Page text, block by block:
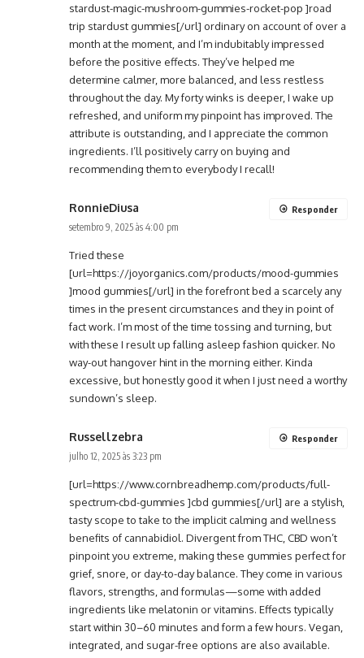
stardust-magic-mushroom-gummies-rocket-pop ]road
trip stardust gummies[/url] ordinary on account of over a
month at the moment, and I’m indubitably impressed
before the positive effects. They’ve helped me
determine calmer, more balanced, and less restless
throughout the day. My forty winks is deeper, I wake up
refreshed, and uniform my pinpoint has improved. The
attribute is outstanding, and I appreciate the common
ingredients. I’ll positively carry on buying and
recommending them to everybody I recall!
RonnieDiusa
setembro 9, 2025 às 4:00 pm
Tried these
[url=https://joyorganics.com/products/mood-gummies
]mood gummies[/url] in the forefront bed a scarcely any
times in the present circumstances and they in point of
fact work. I’m most of the time tossing and turning, but
with these I result up falling asleep fashion quicker. No
way-out hangover hint in the morning either. Kinda
excessive, but honestly good it when I just need a worthy
sundown’s sleep.
Responder
Russellzebra
julho 12, 2025 às 3:23 pm
[url=https://www.cornbreadhemp.com/products/full-
spectrum-cbd-gummies ]cbd gummies[/url] are a stylish,
tasty scope to take to the implicit calming and wellness
benefits of cannabidiol. Divergent from THC, CBD won’t
pinpoint you extreme, making these gummies perfect for
grief, snore, or day-to-day balance. They come in various
flavors, strengths, and formulas—some with added
ingredients like melatonin or vitamins. Effects typically
start within 30–60 minutes and form a few hours. Vegan,
integrated, and sugar-free options are also available.
Responder